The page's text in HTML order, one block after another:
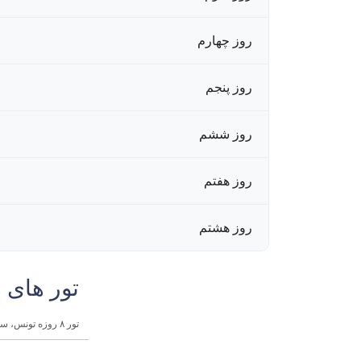
روز چهارم
روز پنجم
روز ششم
روز هفتم
روز هشتم
تور های
تور ۸ روزه تونس، سوسه و حمامت